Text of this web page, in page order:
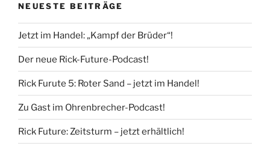
NEUESTE BEITRÄGE
Jetzt im Handel: „Kampf der Brüder“!
Der neue Rick-Future-Podcast!
Rick Furute 5: Roter Sand – jetzt im Handel!
Zu Gast im Ohrenbrecher-Podcast!
Rick Future: Zeitsturm – jetzt erhältlich!